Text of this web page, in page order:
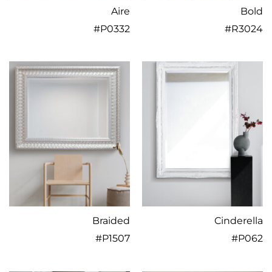
Aire
#P0332
Bold
#R3024
Braided
#P1507
Cinderella
#P062